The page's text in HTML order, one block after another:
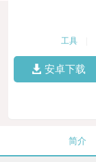
工具
安卓下载
简介